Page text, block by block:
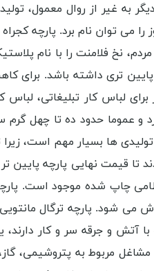
دیگر به غیر از روال
را می توان نام برد. پارچه
نخ فلامنت را با نام
تری داشته باشد. برای
برای لباس کار تبلیغاتی،
عموما حدود ده تا چهل گرم
ها بسیار مهم است،
تا قیمت نهایی پارچه پایین
چاپ شده موجود است. پارچه
می شود. پارچه ترگال
آتش و جرقه سر و کار
مربوط به پتروشیمی،